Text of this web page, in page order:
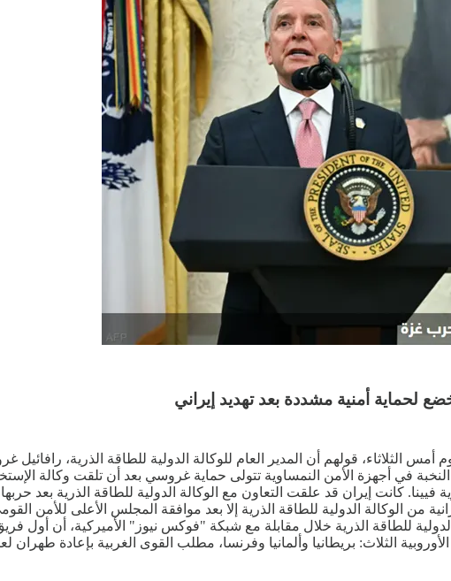
لحماية أمنية مشددة بعد تهديد إيراني
قولهم أن المدير العام للوكالة الدولية للطاقة الذرية،
في أجهزة الأمن النمساوية تتولى حماية غروسي بعد أن تلقت وكالة
من الوكالة الدولية للطاقة الذرية إلا بعد موافقة المجلس الأعلى للأمن
للطاقة الذرية خلال مقابلة مع شبكة "فوكس نيوز" الأميركية، أن أول
الثلاث: بريطانيا وألمانيا وفرنسا، مطلب القوى الغربية بإعادة طهران